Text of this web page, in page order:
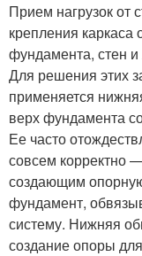
Прием нагрузок от
крепления
фундамента, стен и
Для решения этих
применяется
верх фундамента
Ее часто
совсем корректно
создающим
фундамент,
систему. Нижняя
создание опоры